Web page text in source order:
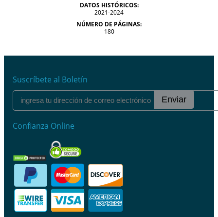
DATOS HISTÓRICOS:
2021-2024
NÚMERO DE PÁGINAS:
180
Suscríbete al Boletín
Enviar
Confianza Online